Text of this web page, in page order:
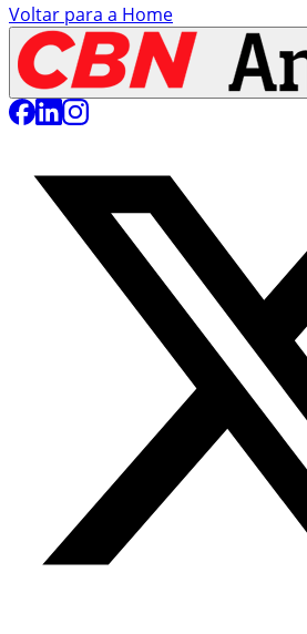
Voltar para a Home